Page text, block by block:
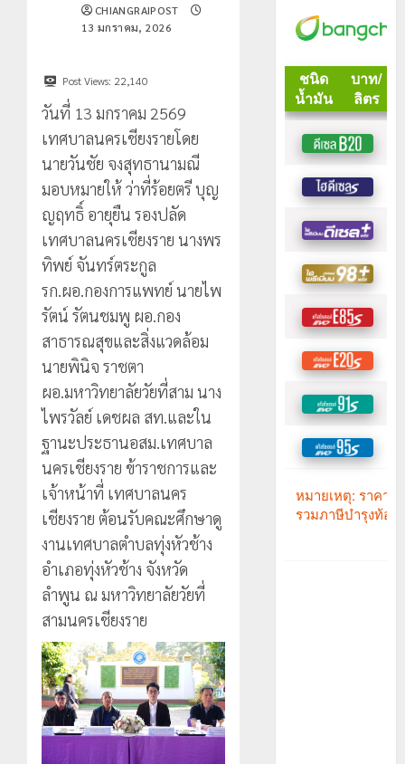
CHIANGRAIPOST
13 มกราคม, 2026
Post Views: 22,140
วันที่ 13 มกราคม 2569
เทศบาลนครเชียงรายโดย
นายวันชัย จงสุทธานามณี
มอบหมายให้ ว่าที่ร้อยตรี บุญ
ญฤทธิ์ อายุยืน รองปลัด
เทศบาลนครเชียงราย นางพร
ทิพย์ จันทร์ตระกูล
รก.ผอ.กองการแพทย์ นายไพ
รัตน์ รัตนชมพู ผอ.กอง
สาธารณสุขและสิ่งแวดล้อม
นายพินิจ ราชตา
ผอ.มหาวิทยาลัยวัยที่สาม นาง
ไพรวัลย์ เดชผล สท.และใน
ฐานะประธานอสม.เทศบาล
นครเชียงราย ข้าราชการและ
เจ้าหน้าที่ เทศบาลนคร
เชียงราย ต้อนรับคณะศึกษาดู
งานเทศบาลตำบลทุ่งหัวช้าง
อำเภอทุ่งหัวช้าง จังหวัด
ลำพูน ณ มหาวิทยาลัยวัยที่
สามนครเชียงราย